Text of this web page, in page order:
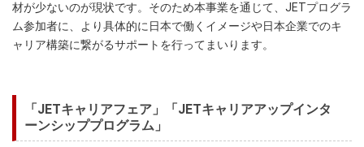
材が少ないのが現状です。そのため本事業を通じて、JETプログラ
ム参加者に、より具体的に日本で働くイメージや日本企業でのキ
ャリア構築に繋がるサポートを行ってまいります。
「JETキャリアフェア」「JETキャリアアップインタ
ーンシッププログラム」